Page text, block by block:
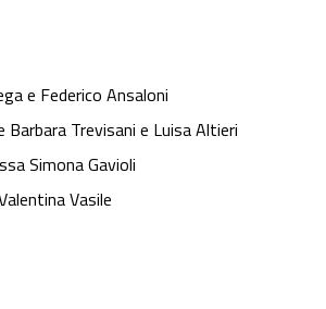
e Federico Ansaloni
Trevisani e Luisa Altieri
Simona Gavioli
Vasile